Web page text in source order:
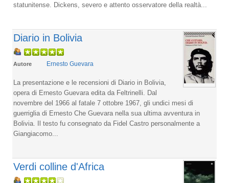
statunitense. Dickens, severo e attento osservatore della realtà...
Diario in Bolivia
Autore Ernesto Guevara
La presentazione e le recensioni di Diario in Bolivia,
opera di Ernesto Guevara edita da Feltrinelli. Dal
novembre del 1966 al fatale 7 ottobre 1967, gli undici mesi di
guerriglia di Ernesto Che Guevara nella sua ultima avventura in
Bolivia. Il testo fu consegnato da Fidel Castro personalmente a
Giangiacomo...
Verdi colline d'Africa